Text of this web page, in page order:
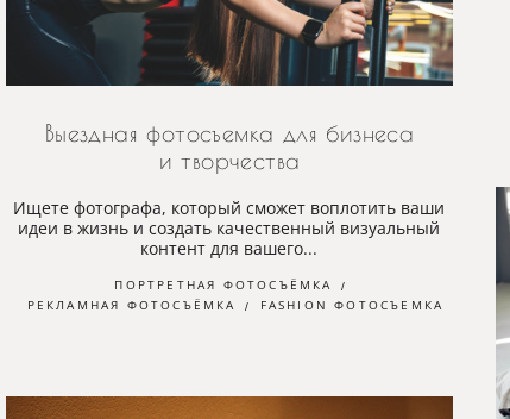
Выездная фотосъемка для бизнеса
и творчества
Ищете фотографа, который сможет воплотить ваши
идеи в жизнь и создать качественный визуальный
контент для вашего...
ПОРТРЕТНАЯ ФОТОСЪЁМКА
РЕКЛАМНАЯ ФОТОСЪЁМКА
FASHION ФОТОСЪЕМКА